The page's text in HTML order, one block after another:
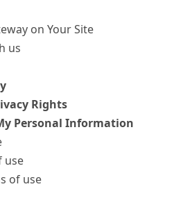
on Your Site
us
Rights
Personal Information
use
of use